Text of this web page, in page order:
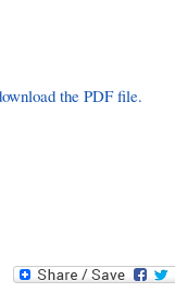
the PDF file.